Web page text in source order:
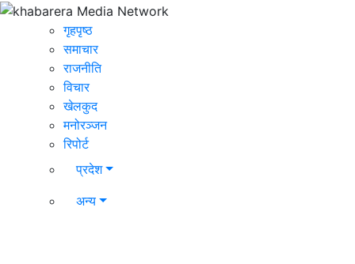
गृहपृष्ठ
समाचार
राजनीति
विचार
खेलकुद
मनोरञ्जन
रिपोर्ट
प्रदेश
अन्य